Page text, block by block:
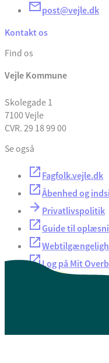
post@vejle.dk
Kontakt os
Find os
Vejle Kommune
Skolegade 1
7100 Vejle
CVR. 29 18 99 00
Se også
Fagfolk.vejle.dk
Åbenhed og
Privatlivspolitik
Guide til
Log på Mit